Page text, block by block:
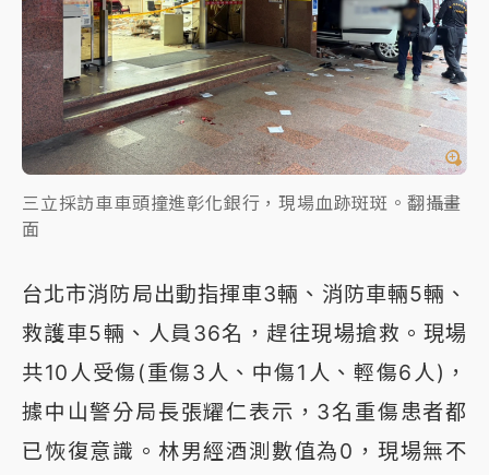
三立採訪車車頭撞進彰化銀行，現場血跡斑斑。翻攝畫
面
台北市消防局出動指揮車3輛、消防車輛5輛、
救護車5輛、人員36名，趕往現場搶救。現場
共10人受傷(重傷3人、中傷1人、輕傷6人)，
據中山警分局長張耀仁表示，3名重傷患者都
已恢復意識。林男經酒測數值為0，現場無不